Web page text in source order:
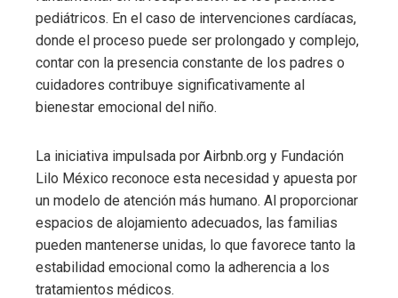
pediátricos. En el caso de intervenciones cardíacas,
donde el proceso puede ser prolongado y complejo,
contar con la presencia constante de los padres o
cuidadores contribuye significativamente al
bienestar emocional del niño.
La iniciativa impulsada por Airbnb.org y Fundación
Lilo México reconoce esta necesidad y apuesta por
un modelo de atención más humano. Al proporcionar
espacios de alojamiento adecuados, las familias
pueden mantenerse unidas, lo que favorece tanto la
estabilidad emocional como la adherencia a los
tratamientos médicos.